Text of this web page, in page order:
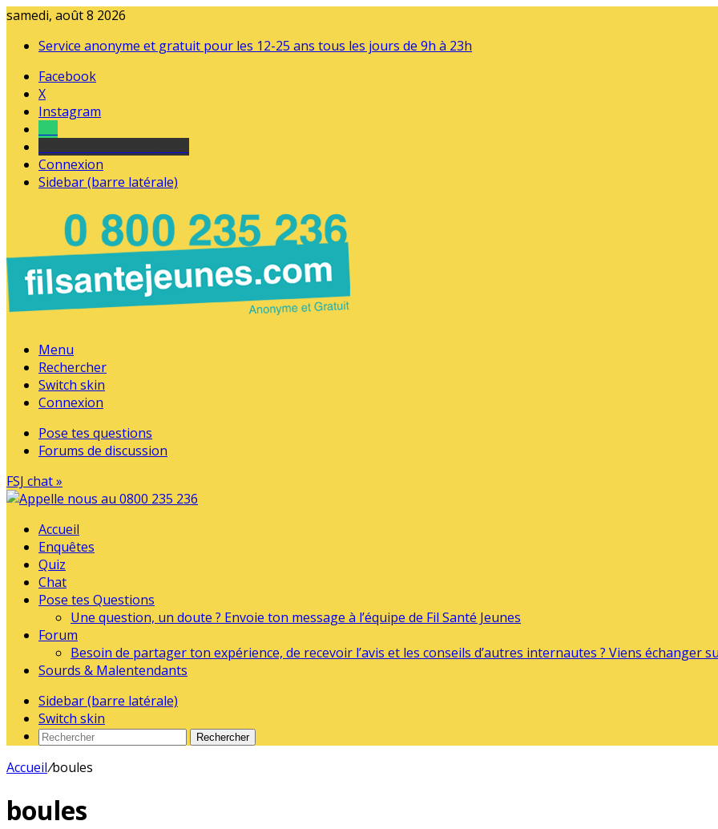
samedi, août 8 2026
Service anonyme et gratuit pour les 12-25 ans tous les jours de 9h à 23h
Facebook
X
Instagram
Connexion
Sidebar (barre latérale)
Menu
Rechercher
Switch skin
Connexion
Pose tes questions
Forums de discussion
FSJ chat »
Accueil
Enquêtes
Quiz
Chat
Pose tes Questions
Une question, un doute ? Envoie ton message à l’équipe de Fil Santé Jeunes
Forum
Besoin de partager ton expérience, de recevoir l’avis et les conseils d’autres internautes ? Viens échanger
Sourds & Malentendants
Sidebar (barre latérale)
Switch skin
Rechercher
Accueil/boules
boules